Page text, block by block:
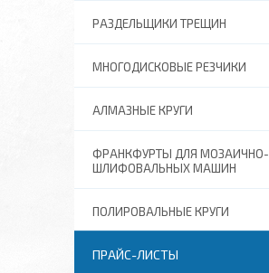
РАЗДЕЛЬЩИКИ ТРЕЩИН
МНОГОДИСКОВЫЕ РЕЗЧИКИ
АЛМАЗНЫЕ КРУГИ
ФРАНКФУРТЫ ДЛЯ МОЗАИЧНО-
ШЛИФОВАЛЬНЫХ МАШИН
ПОЛИРОВАЛЬНЫЕ КРУГИ
ПРАЙС-ЛИСТЫ